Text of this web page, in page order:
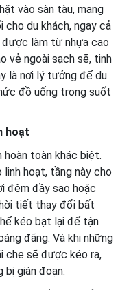
vào sàn tàu, mang
du khách, ngay cả
được làm từ nhựa cao
vẻ ngoài sạch sẽ, tinh
là nơi lý tưởng để du
đồ uống trong suốt
hoạt
hoàn toàn khác biệt.
hoạt, tầng này cho
đêm đầy sao hoặc
tiết thay đổi bất
kéo bạt lại để tận
đãng. Và khi những
che sẽ được kéo ra,
bị gián đoạn.